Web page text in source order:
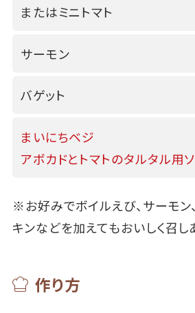
またはミニトマト
サーモン
バゲット
まいにちベジ
アボカドとトマトのタルタル用
※お好みでボイルえび、サーモン
キンなどを加えてもおいしく召し
作り方